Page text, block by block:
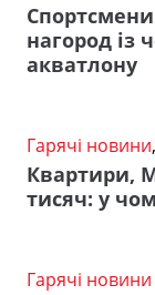
нагород із
акватлону
Гарячі новини,
Квартири,
тисяч: у
Гарячі новини